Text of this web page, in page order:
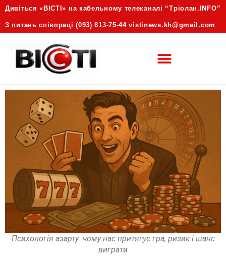
Дивіться «ВІСТІ» на кабельному телеканалі “Трiолан.INFO”
З питань співпраці (093) 813-75-44 vistinews.kh@gmail.com
Психологія азарту: чому нас притягує гра, ризик і шанс
виграти